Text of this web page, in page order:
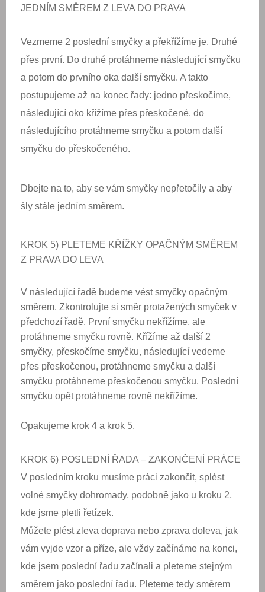
JEDNÍM SMĚREM Z LEVA DO PRAVA
Vezmeme 2 poslední smyčky a překřížíme je. Druhé
přes první. Do druhé protáhneme následující smyčku
a potom do prvního oka další smyčku. A takto
postupujeme až na konec řady: jedno přeskočíme,
následující oko křížíme přes přeskočené. do
následujícího protáhneme smyčku a potom další
smyčku do přeskočeného.
Dbejte na to, aby se vám smyčky nepřetočily a aby
šly stále jedním směrem.
KROK 5) PLETEME KŘÍŽKY OPAČNÝM SMĚREM
Z PRAVA DO LEVA
V následující řadě budeme vést smyčky opačným
směrem. Zkontrolujte si směr protažených smyček v
předchozí řadě. První smyčku nekřížíme, ale
protáhneme smyčku rovně. Křížíme až další 2
smyčky, přeskočíme smyčku, následující vedeme
přes přeskočenou, protáhneme smyčku a další
smyčku protáhneme přeskočenou smyčku. Poslední
smyčku opět protáhneme rovně nekřížíme.
Opakujeme krok 4 a krok 5.
KROK 6) POSLEDNÍ ŘADA – ZAKONČENÍ PRÁCE
V posledním kroku musíme práci zakončit, splést
volné smyčky dohromady, podobně jako u kroku 2,
kde jsme pletli řetízek.
Můžete plést zleva doprava nebo zprava doleva, jak
vám vyjde vzor a příze, ale vždy začínáme na konci,
kde jsem poslední řadu začínali a pleteme stejným
směrem jako poslední řadu. Pleteme tedy směrem